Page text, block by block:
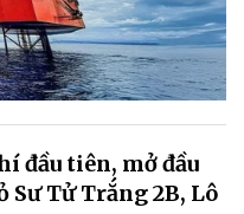
đầu tiên, mở đầu
Tử Trắng 2B, Lô